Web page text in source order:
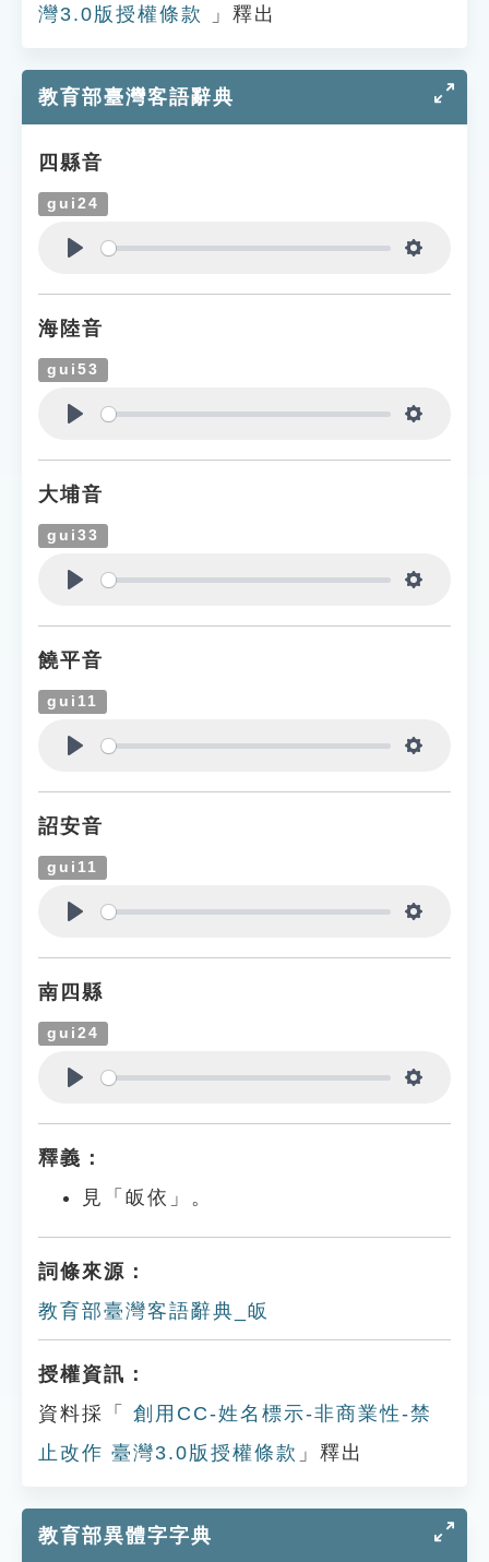
灣3.0版授權條款
」釋出
教育部臺灣客語辭典
四縣音
gui24
海陸音
gui53
大埔音
gui33
饒平音
gui11
詔安音
gui11
南四縣
gui24
釋義：
見「皈依」。
詞條來源：
教育部臺灣客語辭典_皈
授權資訊：
資料採「
創用CC-姓名標示-非商業性-禁
止改作 臺灣3.0版授權條款 」釋出
教育部異體字字典